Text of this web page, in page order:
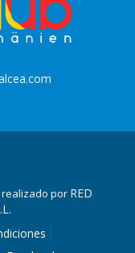
realizado por RED